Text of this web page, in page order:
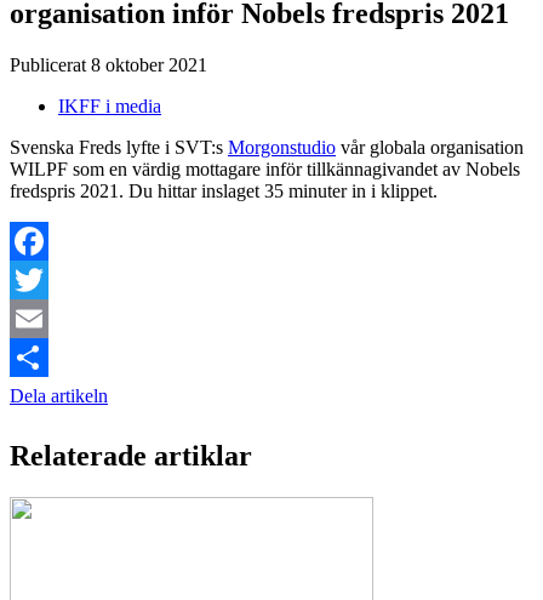
organisation inför Nobels fredspris 2021
Publicerat 8 oktober 2021
IKFF i media
Svenska Freds lyfte i SVT:s Morgonstudio vår globala organisation
WILPF som en värdig mottagare inför tillkännagivandet av Nobels
fredspris 2021. Du hittar inslaget 35 minuter in i klippet.
Facebook
Twitter
Email
Dela artikeln
Relaterade artiklar